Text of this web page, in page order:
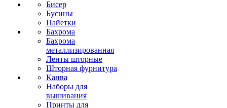
Бисер
Бусины
Пайетки
Бахрома
Бахрома
металлизированная
Ленты шторные
Шторная фурнитура
Канва
Наборы для
вышивания
Принты для